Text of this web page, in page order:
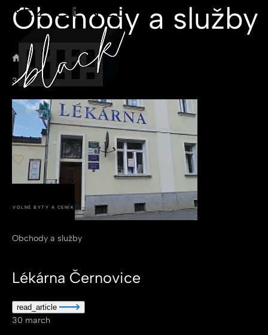
O PROJEKTULOKALITA GALERIEREFERENCETOWNHOUSE
OBLÍBENÉKONTAKTY
VOLNÉ BYTY A CENÍK
Obchody a služby
blog Obchody a služby
30march
Obchody a služby
Lékárna Černovice
read_article
30 march